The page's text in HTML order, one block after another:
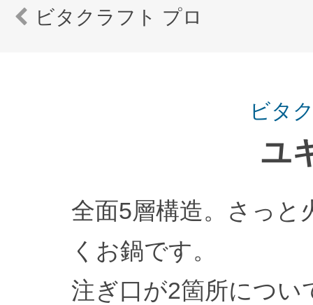
ビタクラフト プロ
ビタ
ユ
全面5層構造。さっと
くお鍋です。
注ぎ口が2箇所につい